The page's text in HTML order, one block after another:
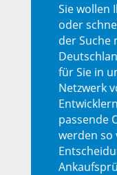
Sie wollen
oder
der Suche
für Sie in
Netzwerk
passende
werden so